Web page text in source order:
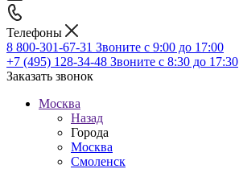
Телефоны
8 800-301-67-31 Звоните с 9:00 до 17:00
+7 (495) 128-34-48 Звоните с 8:30 до 17:30
Заказать звонок
Москва
Назад
Города
Москва
Смоленск